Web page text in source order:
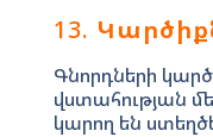
13.
Գնորդների
վստահության
կարող են